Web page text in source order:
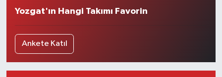
Yozgat'ın Hangi Takımı Favorin
Ankete Katıl